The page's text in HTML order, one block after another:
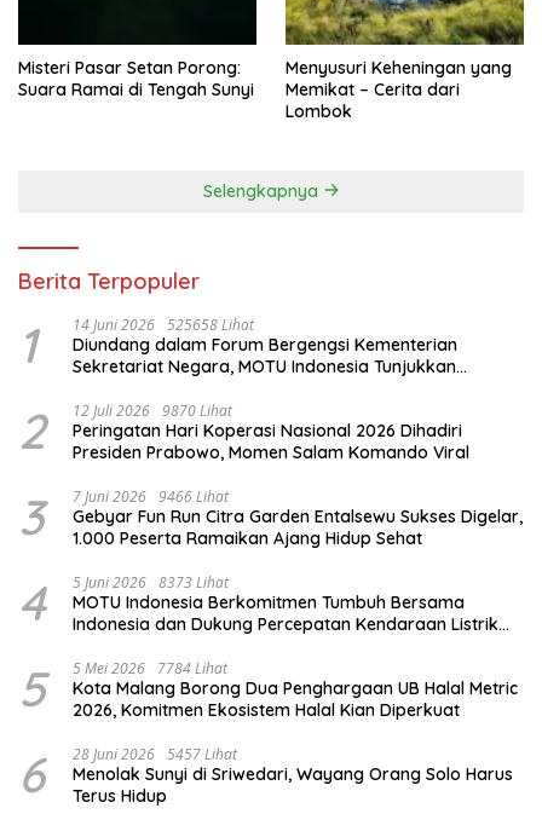
Misteri Pasar Setan Porong:
Suara Ramai di Tengah Sunyi
Menyusuri Keheningan yang
Memikat – Cerita dari
Lombok
Selengkapnya
Berita Terpopuler
1 14 Juni 2026 525658 Lihat
Diundang dalam Forum Bergengsi Kementerian
Sekretariat Negara, MOTU Indonesia Tunjukkan
2 12 Juli 2026 9870 Lihat
Peringatan Hari Koperasi Nasional 2026 Dihadiri
Presiden Prabowo, Momen Salam Komando Viral
3 7 Juni 2026 9466 Lihat
Gebyar Fun Run Citra Garden Entalsewu Sukses Digelar,
1.000 Peserta Ramaikan Ajang Hidup Sehat
4 5 Juni 2026 8373 Lihat
MOTU Indonesia Berkomitmen Tumbuh Bersama
Indonesia dan Dukung Percepatan Kendaraan Listrik
5 5 Mei 2026 7784 Lihat
Kota Malang Borong Dua Penghargaan UB Halal Metric
2026, Komitmen Ekosistem Halal Kian Diperkuat
6 28 Juni 2026 5457 Lihat
Menolak Sunyi di Sriwedari, Wayang Orang Solo Harus
Terus Hidup